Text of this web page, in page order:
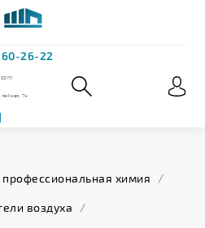
химия /
воздуха /